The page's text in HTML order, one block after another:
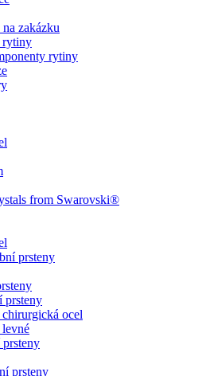
zakázku
rytiny
rytiny
from Swarovski®
prsteny
prsteny
ocel
prsteny
prsteny